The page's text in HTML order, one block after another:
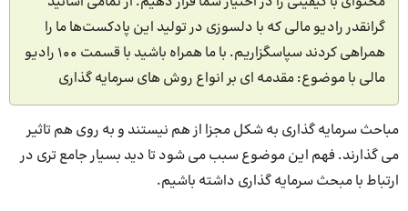
گرانقدر رادیو مالی که با دلسوزی در تولید این پادکست‌ها ما را
همراهی کردند سپاسگزاریم. با ما همراه باشید با قسمت 100 رادیو
مالی با موضوع: مقدمه ‌ای بر انواع روش های سرمایه گذاری
مباحث سرمایه گذاری به شکل مجزا از هم نیستند و به روی هم تاثیر
می گذارند. فهم این موضوع سبب می شود تا دید بسیار جامع تری در
ارتباط با مبحث سرمایه گذاری داشته باشیم.